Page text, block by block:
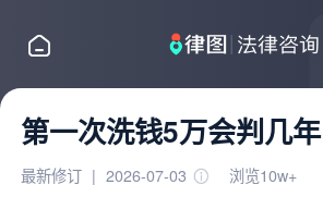
第一次洗钱5万会判几年
最新修订 | 2026-07-03 浏览10w+